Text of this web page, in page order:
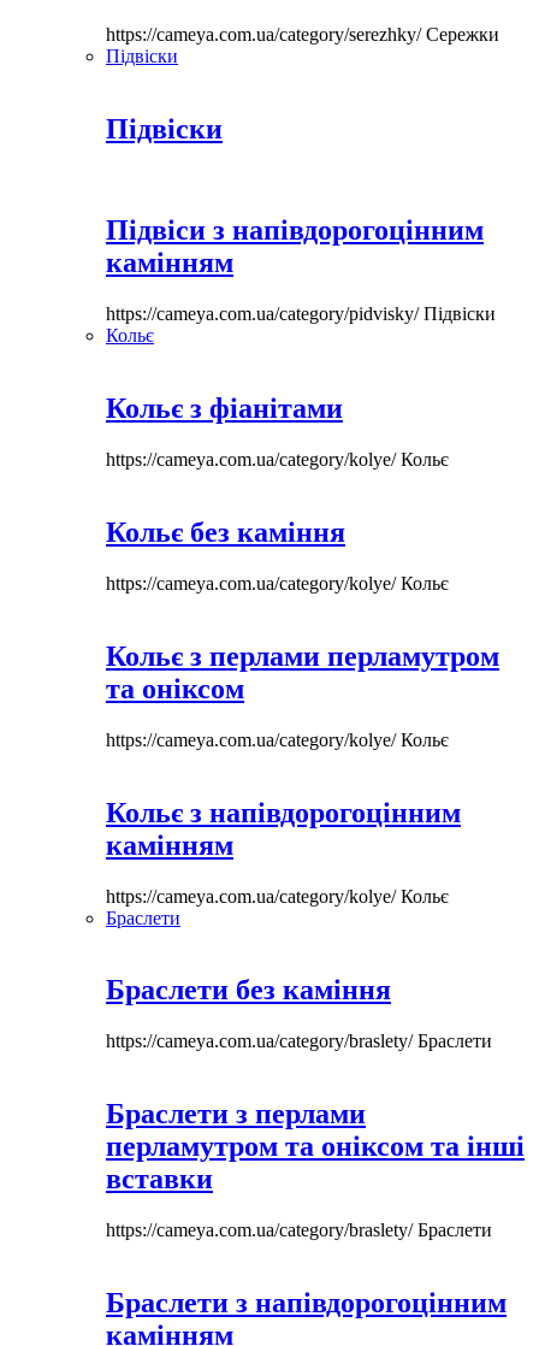
https://cameya.com.ua/category/serezhky/Сережки
Підвіски
Підвіски
Підвіси з напівдорогоцінним
камінням
https://cameya.com.ua/category/pidvisky/Підвіски
Кольє
Кольє з фіанітами
https://cameya.com.ua/category/kolye/Кольє
Кольє без каміння
https://cameya.com.ua/category/kolye/Кольє
Кольє з перлами перламутром
та оніксом
https://cameya.com.ua/category/kolye/Кольє
Кольє з напівдорогоцінним
камінням
https://cameya.com.ua/category/kolye/Кольє
Браслети
Браслети без каміння
https://cameya.com.ua/category/braslety/Браслети
Браслети з перлами
перламутром та оніксом та інші
вставки
https://cameya.com.ua/category/braslety/Браслети
Браслети з напівдорогоцінним
камінням